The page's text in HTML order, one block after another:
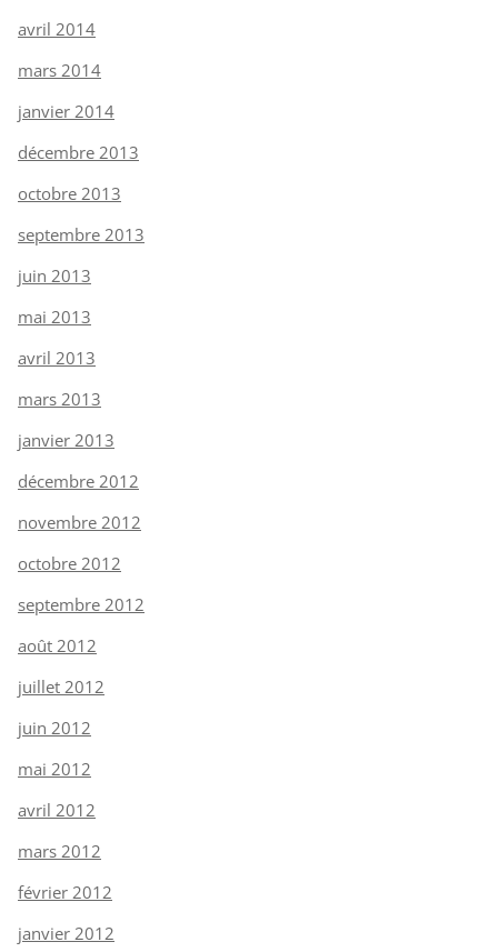
avril 2014
mars 2014
janvier 2014
décembre 2013
octobre 2013
septembre 2013
juin 2013
mai 2013
avril 2013
mars 2013
janvier 2013
décembre 2012
novembre 2012
octobre 2012
septembre 2012
août 2012
juillet 2012
juin 2012
mai 2012
avril 2012
mars 2012
février 2012
janvier 2012